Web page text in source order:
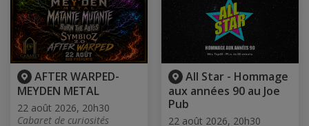
AFTER WARPED-
MEYDEN METAL
22 août 2026, 20h30
Cabaret de curiosités
All Star - Hommage
aux années 90 au Joe
Pub
22 août 2026, 20h30